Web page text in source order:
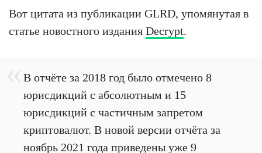
Вот цитата из публикации GLRD, упомянутая в
статье новостного издания Decrypt.
В отчёте за 2018 год было отмечено 8
юрисдикций с абсолютным и 15
юрисдикций с частичным запретом
криптовалют. В новой версии отчёта за
ноябрь 2021 года приведены уже 9